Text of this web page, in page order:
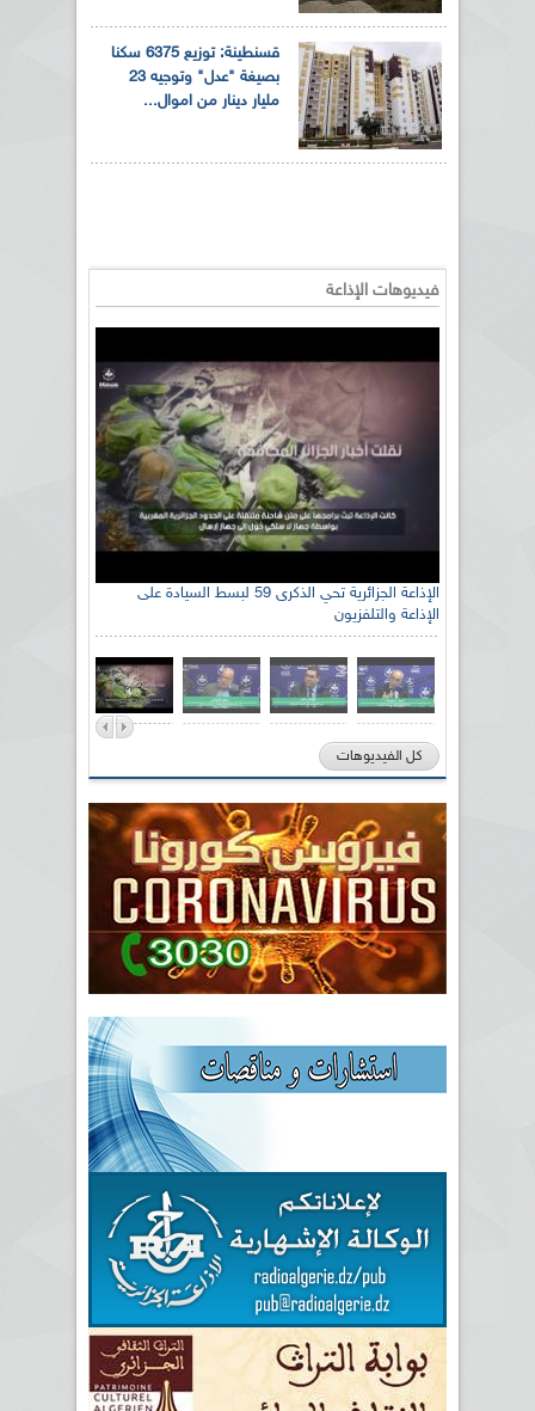
قسنطينة: توزيع 6375 سكنا
بصيغة "عدل" وتوجيه 23
مليار دينار من اموال...
فيديوهات الإذاعة
الإذاعة الجزائرية تحي الذكرى 59 لبسط السيادة على
الإذاعة والتلفزيون
كل الفيديوهات